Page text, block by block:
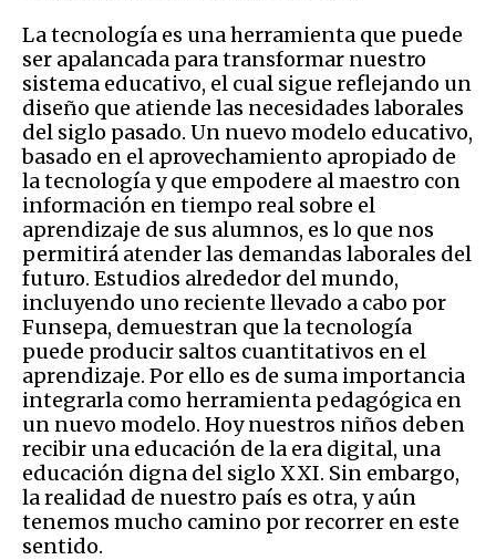
La tecnología es una herramienta que puede
ser apalancada para transformar nuestro
sistema educativo, el cual sigue reflejando un
diseño que atiende las necesidades laborales
del siglo pasado. Un nuevo modelo educativo,
basado en el aprovechamiento apropiado de
la tecnología y que empodere al maestro con
información en tiempo real sobre el
aprendizaje de sus alumnos, es lo que nos
permitirá atender las demandas laborales del
futuro. Estudios alrededor del mundo,
incluyendo uno reciente llevado a cabo por
Funsepa, demuestran que la tecnología
puede producir saltos cuantitativos en el
aprendizaje. Por ello es de suma importancia
integrarla como herramienta pedagógica en
un nuevo modelo. Hoy nuestros niños deben
recibir una educación de la era digital, una
educación digna del siglo XXI. Sin embargo,
la realidad de nuestro país es otra, y aún
tenemos mucho camino por recorrer en este
sentido.